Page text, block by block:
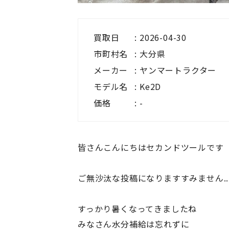
買取日
2026-04-30
市町村名
大分県
メーカー
ヤンマートラクター
モデル名
Ke2D
価格
-
皆さんこんにちはセカンドツールです
ご無沙汰な投稿になりますすみません
すっかり暑くなってきましたね
みなさん水分補給は忘れずに